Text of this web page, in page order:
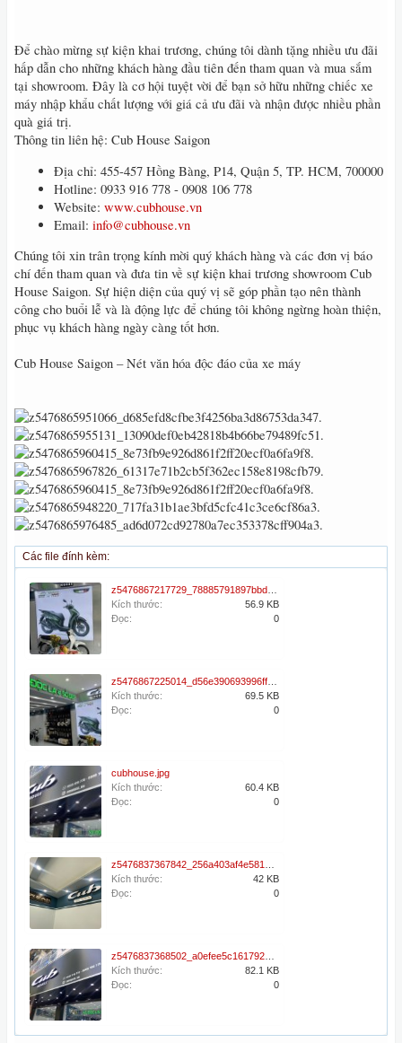
Để chào mừng sự kiện khai trương, chúng tôi dành tặng nhiều ưu đãi
hấp dẫn cho những khách hàng đầu tiên đến tham quan và mua sắm
tại showroom. Đây là cơ hội tuyệt vời để bạn sở hữu những chiếc xe
máy nhập khẩu chất lượng với giá cả ưu đãi và nhận được nhiều phần
quà giá trị.
Thông tin liên hệ: Cub House Saigon
Địa chỉ: 455-457 Hồng Bàng, P14, Quận 5, TP. HCM, 700000
Hotline: 0933 916 778 - 0908 106 778
Website: www.cubhouse.vn
Email: info@cubhouse.vn
Chúng tôi xin trân trọng kính mời quý khách hàng và các đơn vị báo
chí đến tham quan và đưa tin về sự kiện khai trương showroom Cub
House Saigon. Sự hiện diện của quý vị sẽ góp phần tạo nên thành
công cho buổi lễ và là động lực để chúng tôi không ngừng hoàn thiện,
phục vụ khách hàng ngày càng tốt hơn.
Cub House Saigon – Nét văn hóa độc đáo của xe máy
Các file đính kèm:
Kích thước:
56.9 KB
Đọc:
0
Kích thước:
69.5 KB
Đọc:
0
cubhouse.jpg
Kích thước:
60.4 KB
Đọc:
0
Kích thước:
42 KB
Đọc:
0
Kích thước:
82.1 KB
Đọc:
0